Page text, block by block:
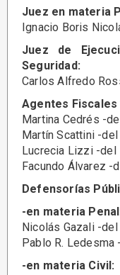
Juez en materia
Ignacio Boris
Juez de
Seguridad:
Carlos Alfredo
Agentes
Martina Cedrés -
Martín Scattini -
Lucrecia Lizzi -del
Facundo Álvarez -
Defensorías
-en materia
Nicolás Gazali -
Pablo R. Ledesma
-en materia Civil: